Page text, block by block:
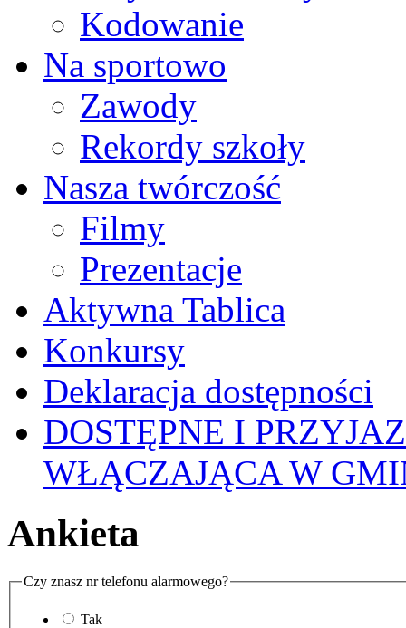
Kodowanie
Na sportowo
Zawody
Rekordy szkoły
Nasza twórczość
Filmy
Prezentacje
Aktywna Tablica
Konkursy
Deklaracja dostępności
DOSTĘPNE I
WŁĄCZAJĄCA W
Ankieta
Czy znasz nr telefonu alarmowego?
Tak